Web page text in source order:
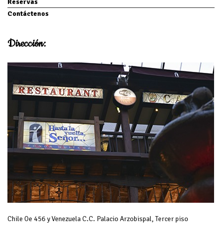
Reservas
Contáctenos
Dirección:
Chile Oe 456 y Venezuela C.C. Palacio Arzobispal, Tercer piso